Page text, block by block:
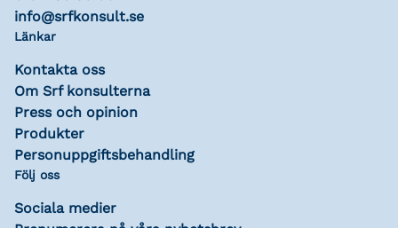
info@srfkonsult.se
Länkar
Kontakta oss
Om Srf konsulterna
Press och opinion
Produkter
Personuppgiftsbehandling
Följ oss
Sociala medier